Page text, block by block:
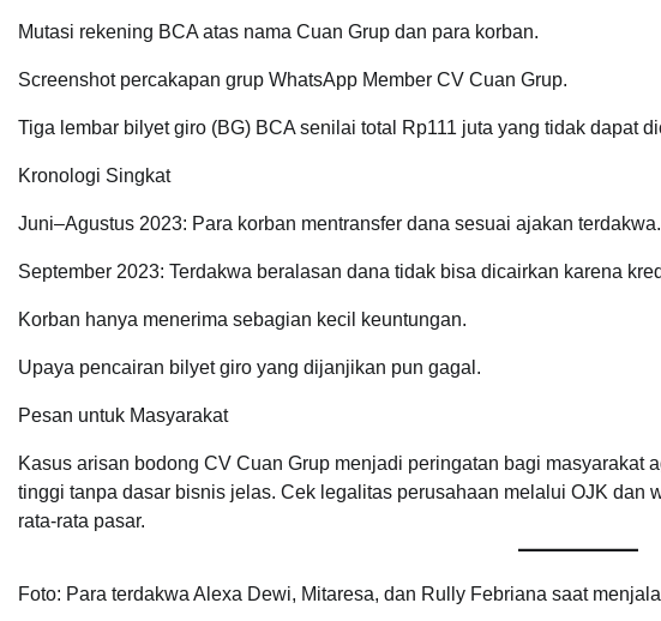
Mutasi rekening BCA atas nama Cuan Grup dan para korban.
Screenshot percakapan grup WhatsApp Member CV Cuan Grup.
Tiga lembar bilyet giro (BG) BCA senilai total Rp111 juta yang tidak dapat
Kronologi Singkat
Juni–Agustus 2023: Para korban mentransfer dana sesuai ajakan terdakwa.
September 2023: Terdakwa beralasan dana tidak bisa dicairkan karena
Korban hanya menerima sebagian kecil keuntungan.
Upaya pencairan bilyet giro yang dijanjikan pun gagal.
Pesan untuk Masyarakat
Kasus arisan bodong CV Cuan Grup menjadi peringatan bagi masyarakat
tinggi tanpa dasar bisnis jelas. Cek legalitas perusahaan melalui OJK dan
rata-rata pasar.
Foto: Para terdakwa Alexa Dewi, Mitaresa, dan Rully Febriana saat